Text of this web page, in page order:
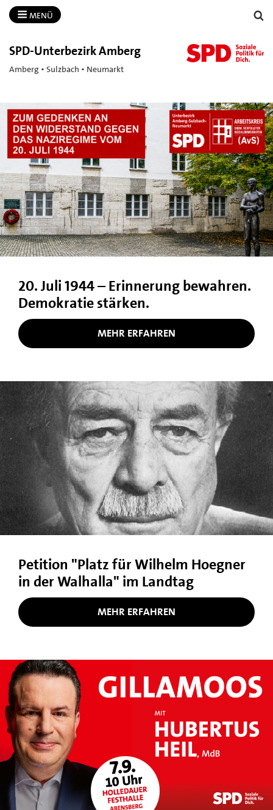
MENÜ
SPD-​Unterbezirk Amberg
Amberg • Sulzbach • Neumarkt
20. Juli 1944 – Erinnerung bewahren.
Demokratie stärken.
MEHR ERFAHREN
Petition "Platz für Wilhelm Hoegner
in der Walhalla" im Landtag
MEHR ERFAHREN